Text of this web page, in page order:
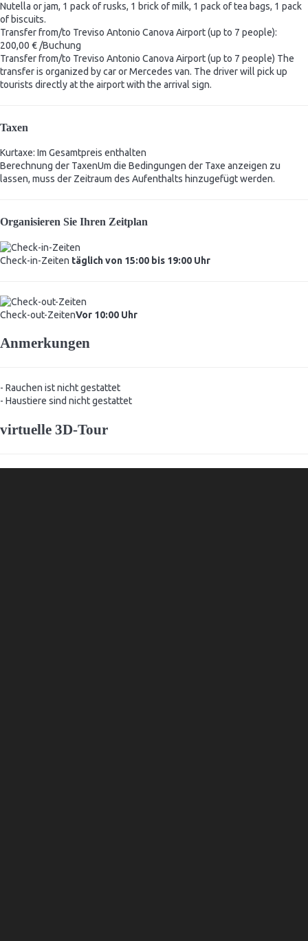
Nutella or jam, 1 pack of rusks, 1 brick of milk, 1 pack of tea bags, 1 pack
of biscuits.
Transfer from/to Treviso Antonio Canova Airport (up to 7 people):
200,00 € /Buchung
Transfer from/to Treviso Antonio Canova Airport (up to 7 people) The
transfer is organized by car or Mercedes van. The driver will pick up
tourists directly at the airport with the arrival sign.
Taxen
Kurtaxe: Im Gesamtpreis enthalten
Berechnung der TaxenUm die Bedingungen der Taxe anzeigen zu
lassen, muss der Zeitraum des Aufenthalts hinzugefügt werden.
Organisieren Sie Ihren Zeitplan
Check-in-Zeiten täglich von 15:00 bis 19:00 Uhr
Check-out-ZeitenVor 10:00 Uhr
Anmerkungen
- Rauchen ist nicht gestattet
- Haustiere sind nicht gestattet
virtuelle 3D-Tour